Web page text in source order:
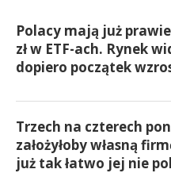
Polacy mają już
zł w ETF-ach. Rynek
dopiero początek
Trzech na czterech
założyłoby własną
już tak łatwo jej nie